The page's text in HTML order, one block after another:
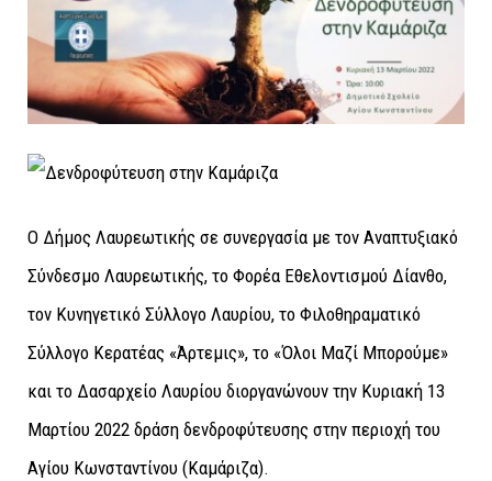
Ο Δήμος Λαυρεωτικής σε συνεργασία με τον Αναπτυξιακό
Σύνδεσμο Λαυρεωτικής, το Φορέα Εθελοντισμού Δίανθο,
τον Κυνηγετικό Σύλλογο Λαυρίου, το Φιλοθηραματικό
Σύλλογο Κερατέας «Άρτεμις», το «Όλοι Μαζί Μπορούμε»
και το Δασαρχείο Λαυρίου διοργανώνουν την Κυριακή 13
Μαρτίου 2022 δράση δενδροφύτευσης στην περιοχή του
Αγίου Κωνσταντίνου (Καμάριζα).